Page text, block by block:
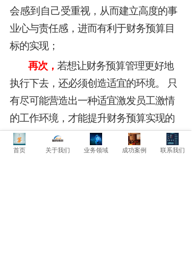
会感到自己受重视，从而建立高度的事
业心与责任感，进而有利于财务预算目
标的实现；
再次， 若想让财务预算管理更好地
执行下去，还必须创造适宜的环境。
只
有尽可能营造出一种适宜激发员工激情
的工作环境，才能提升财务预算实现的
效率。
首页 关于我们 业务领域 成功案例 联系我们